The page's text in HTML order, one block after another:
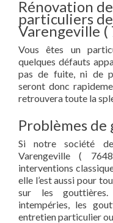
Rénovation
particuliers
Varengeville (
Vous êtes un
quelques défauts
pas de fuite, ni de
seront donc
retrouvera toute la
Problèmes
Si notre société
Varengeville (
interventions
elle l’est aussi pour
sur les
intempéries, les
entretien particulier